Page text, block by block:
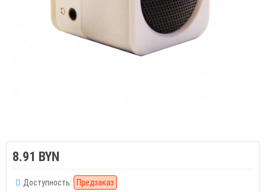
8.91 BYN
Доступность: Предзаказ